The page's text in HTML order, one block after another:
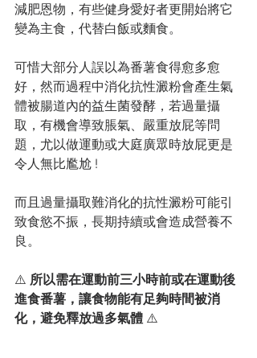
減肥恩物，有些健身愛好者更開始將它
變為主食，代替白飯或麵食。
可惜大部分人誤以為番薯食得愈多愈
好，然而過程中消化抗性澱粉會產生氣
體被腸道內的益生菌發酵，若過量攝
取，有機會導致脹氣、嚴重放屁等問
題，尤以做運動或大庭廣眾時放屁更是
令人無比尷尬 !
而且過量攝取難消化的抗性澱粉可能引
致食慾不振，長期持續或會造成營養不
良。
⚠️ 所以需在運動前三小時前或在運動後
進食番薯，讓食物能有足夠時間被消
化，避免釋放過多氣體 ⚠️